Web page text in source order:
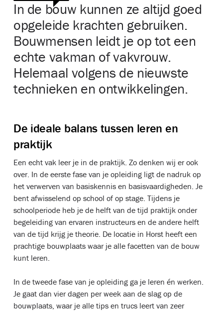
In de bouw kunnen ze altijd goed
opgeleide krachten gebruiken.
Bouwmensen leidt je op tot een
echte vakman of vakvrouw.
Helemaal volgens de nieuwste
technieken en ontwikkelingen.
De ideale balans tussen leren en
praktijk
Een echt vak leer je in de praktijk. Zo denken wij er ook
over. In de eerste fase van je opleiding ligt de nadruk op
het verwerven van basiskennis en basisvaardigheden. Je
bent afwisselend op school of op stage. Tijdens je
schoolperiode heb je de helft van de tijd praktijk onder
begeleiding van ervaren instructeurs en de andere helft
van de tijd krijg je theorie. De locatie in Horst heeft een
prachtige bouwplaats waar je alle facetten van de bouw
kunt leren.
In de tweede fase van je opleiding ga je leren én werken.
Je gaat dan vier dagen per week aan de slag op de
bouwplaats, waar je alle tips en trucs leert van zeer